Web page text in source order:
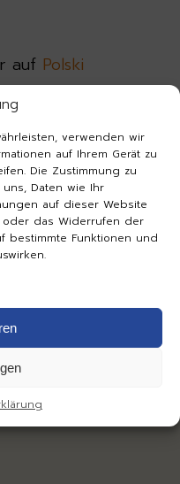
verwenden wir
auf Ihrem Gerät zu
Die Zustimmung zu
Daten wie Ihr
auf dieser Website
oder das Widerrufen der
bestimmte Funktionen und
auf Polski
uns
der Betreiber